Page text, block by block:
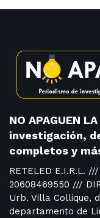
NO APAGUEN
investigación,
completos y
RETELED E.I.R.L.
20608469550 ///
Urb. Villa Collique,
departamento de